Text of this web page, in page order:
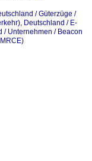
/ Güterzüge /
Deutschland / E-
/ Unternehmen / Beacon